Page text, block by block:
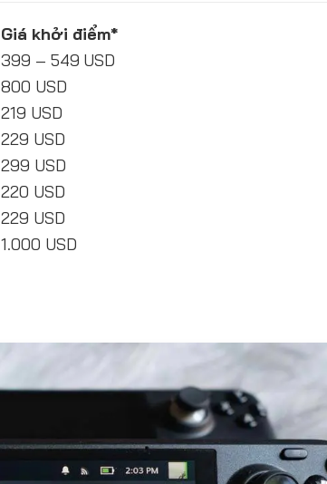
Giá khởi điểm*
399 – 549 USD
800 USD
219 USD
229 USD
299 USD
220 USD
229 USD
1.000 USD